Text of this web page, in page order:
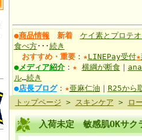
●商品情報 新着 ケイ素とプロテ
食べ方･･･続き
おすすめ・重要： ★LINEPay受付★
●メディア紹介： ★ 横綱が断食 ｜
ル…続き
●店長ブログ： ★亜麻仁油 ｜ R25から
トップページ > スキンケア > ロ
入荷未定 敏感肌OKサク